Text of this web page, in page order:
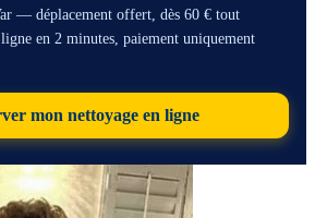
— déplacement offert, dès 60 € tout
en 2 minutes, paiement uniquement
mon nettoyage en ligne